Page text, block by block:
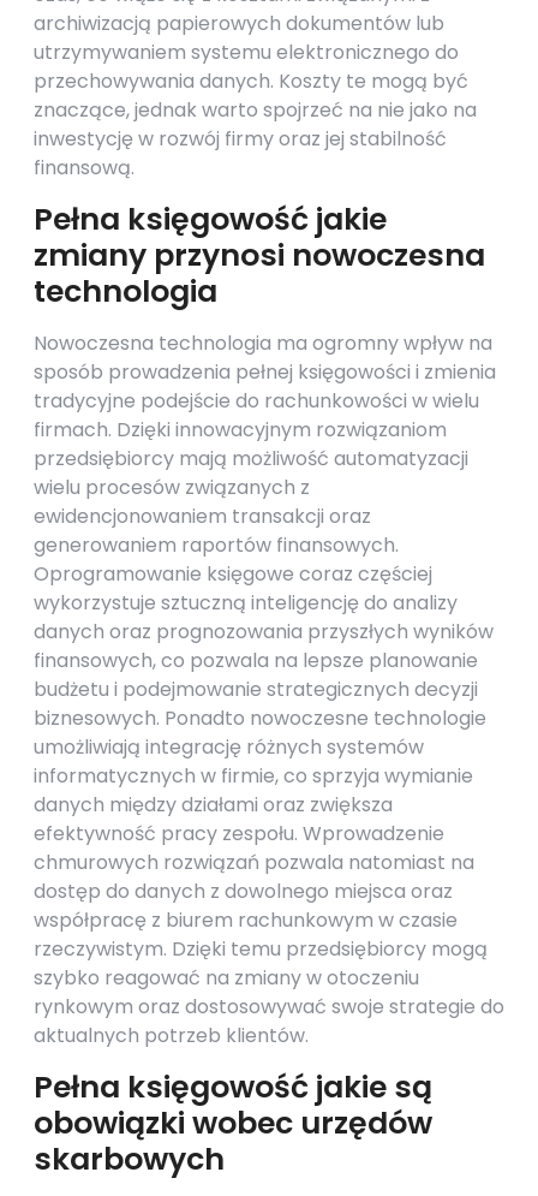
archiwizacją papierowych dokumentów lub
utrzymywaniem systemu elektronicznego do
przechowywania danych. Koszty te mogą być
znaczące, jednak warto spojrzeć na nie jako na
inwestycję w rozwój firmy oraz jej stabilność
finansową.
Pełna księgowość jakie
zmiany przynosi nowoczesna
technologia
Nowoczesna technologia ma ogromny wpływ na
sposób prowadzenia pełnej księgowości i zmienia
tradycyjne podejście do rachunkowości w wielu
firmach. Dzięki innowacyjnym rozwiązaniom
przedsiębiorcy mają możliwość automatyzacji
wielu procesów związanych z
ewidencjonowaniem transakcji oraz
generowaniem raportów finansowych.
Oprogramowanie księgowe coraz częściej
wykorzystuje sztuczną inteligencję do analizy
danych oraz prognozowania przyszłych wyników
finansowych, co pozwala na lepsze planowanie
budżetu i podejmowanie strategicznych decyzji
biznesowych. Ponadto nowoczesne technologie
umożliwiają integrację różnych systemów
informatycznych w firmie, co sprzyja wymianie
danych między działami oraz zwiększa
efektywność pracy zespołu. Wprowadzenie
chmurowych rozwiązań pozwala natomiast na
dostęp do danych z dowolnego miejsca oraz
współpracę z biurem rachunkowym w czasie
rzeczywistym. Dzięki temu przedsiębiorcy mogą
szybko reagować na zmiany w otoczeniu
rynkowym oraz dostosowywać swoje strategie do
aktualnych potrzeb klientów.
Pełna księgowość jakie są
obowiązki wobec urzędów
skarbowych